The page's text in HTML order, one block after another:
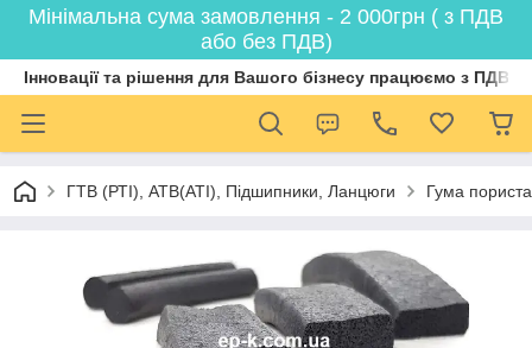
Мінімальна сума замовлення - 2 000грн ( з ПДВ
або без ПДВ)
Інновації та рішення для Вашого бізнесу працюємо з ПДВ
ГТВ (РТI), АТВ(АТI), Пiдшипники, Ланцюги Гума